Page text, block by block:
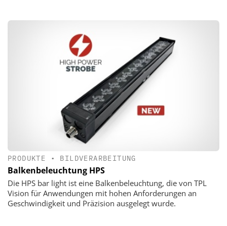
PRODUKTE • BILDVERARBEITUNG
Balkenbeleuchtung HPS
Die HPS bar light ist eine Balkenbeleuchtung, die von TPL
Vision für Anwendungen mit hohen Anforderungen an
Geschwindigkeit und Präzision ausgelegt wurde.